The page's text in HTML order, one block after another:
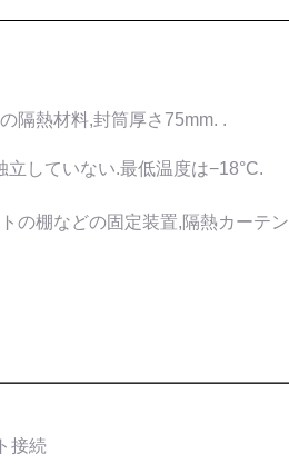
隔熱材料,封筒厚さ75mm. .
していない.最低温度は−18°C.
の棚などの固定装置,隔熱カーテン
接続